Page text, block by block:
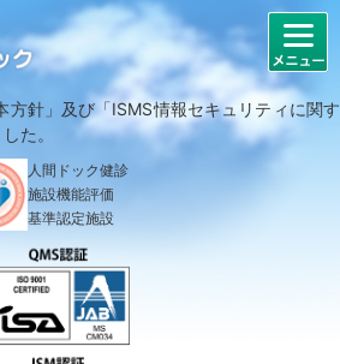
方針」及び「ISMS情報セキュリティに関す
た。
人間ドック健診
施設機能評価
基準認定施設